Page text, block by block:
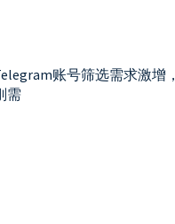
账号筛选需求激增
需